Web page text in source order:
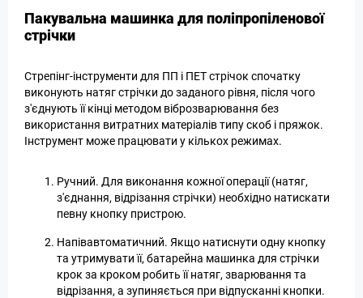
Пакувальна машинка для поліпропіленової
стрічки
Стрепінг-інструменти для ПП і ПЕТ стрічок спочатку
виконують натяг стрічки до заданого рівня, після чого
з'єднують її кінці методом віброзварювання без
використання витратних матеріалів типу скоб і пряжок.
Інструмент може працювати у кількох режимах.
Ручний. Для виконання кожної операції (натяг,
з'єднання, відрізання стрічки) необхідно натискати
певну кнопку пристрою.
Напівавтоматичний. Якщо натиснути одну кнопку
та утримувати її, батарейна машинка для стрічки
крок за кроком робить її натяг, зварювання та
відрізання, а зупиняється при відпусканні кнопки.